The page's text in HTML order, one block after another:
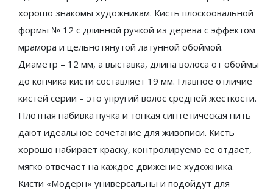
хорошо знакомы художникам. Кисть плоскоовальной
формы № 12 с длинной ручкой из дерева с эффектом
мрамора и цельнотянутой латунной обоймой.
Диаметр – 12 мм, а выставка, длина волоса от обоймы
до кончика кисти составляет 19 мм. Главное отличие
кистей серии – это упругий волос средней жесткости.
Плотная набивка пучка и тонкая синтетическая нить
дают идеальное сочетание для живописи. Кисть
хорошо набирает краску, контролируемо её отдает,
мягко отвечает на каждое движение художника.
Кисти «Модерн» универсальны и подойдут для